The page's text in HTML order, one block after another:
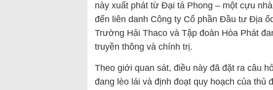
này xuất phát từ Đại tá Phong – một cựu
đến liên danh Công ty Cổ phần Đầu tư Địa
Trường Hải Thaco và Tập đoàn Hòa Phát
truyền thông và chính trị.
Theo giới quan sát, điều này đã đặt ra câu
đang lèo lái và định đoạt quy hoạch của thủ